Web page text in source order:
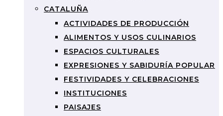
CATALUÑA
ACTIVIDADES DE PRODUCCIÓN
ALIMENTOS Y USOS CULINARIOS
ESPACIOS CULTURALES
EXPRESIONES Y SABIDURÍA POPULAR
FESTIVIDADES Y CELEBRACIONES
INSTITUCIONES
PAISAJES